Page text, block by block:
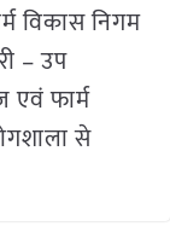
विकास निगम
– उप
एवं फार्म
से